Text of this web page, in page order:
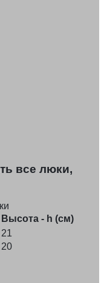
все люки,
Высота - h (см)
21
20